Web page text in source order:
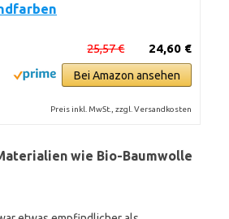
24,60 €
25,57 €
Bei Amazon ansehen
Preis inkl. MwSt., zzgl. Versandkosten
wie Bio-Baumwolle